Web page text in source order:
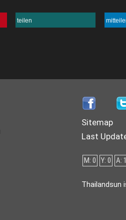
teilen
Sitemap
Last
M: 0 Y: 0 A:
Thailandsun